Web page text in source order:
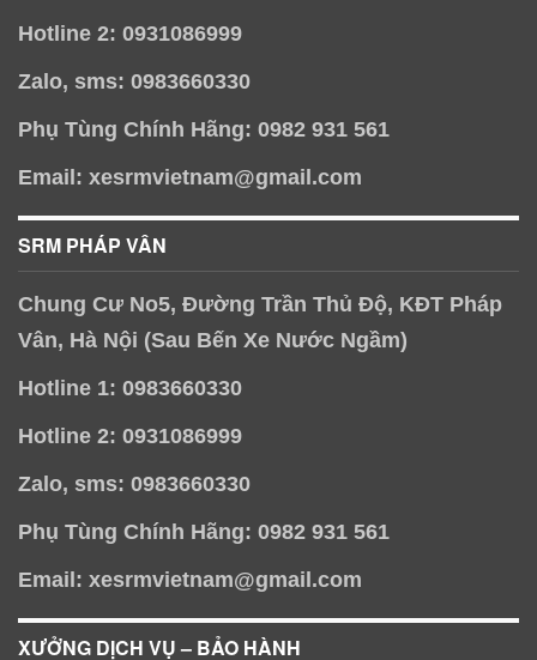
Hotline 2: 0931086999
Zalo, sms: 0983660330
Phụ Tùng Chính Hãng: 0982 931 561
Email: xesrmvietnam@gmail.com
SRM PHÁP VÂN
Chung Cư No5, Đường Trần Thủ Độ, KĐT Pháp
Vân, Hà Nội (Sau Bến Xe Nước Ngầm)
Hotline 1: 0983660330
Hotline 2: 0931086999
Zalo, sms: 0983660330
Phụ Tùng Chính Hãng: 0982 931 561
Email: xesrmvietnam@gmail.com
XƯỞNG DỊCH VỤ – BẢO HÀNH